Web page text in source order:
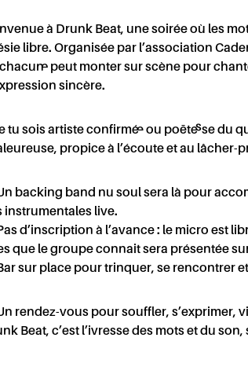
à Drunk Beat, une soirée où les
libre. Organisée par l’association
peut monter sur scène pour
sincère.
tu sois artiste confirmé·e ou poète·sse
propice à l’écoute et au lâcher-
backing band nu soul sera là pour
instrumentales live.
d’inscription à l’avance : le micro est
que le groupe connait sera présentée
sur place pour trinquer, se rencontrer
rendez-vous pour souffler, s’exprimer,
Beat, c’est l’ivresse des mots et du